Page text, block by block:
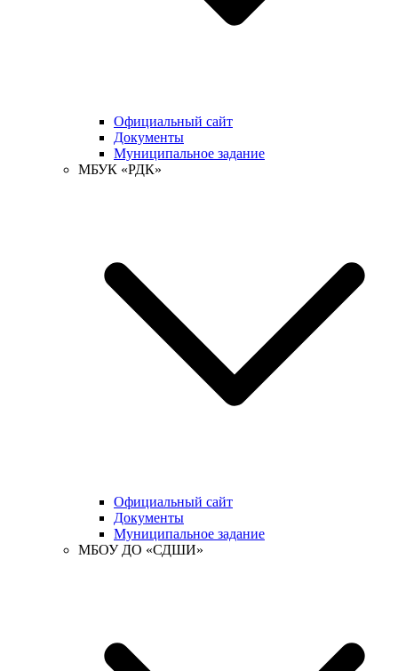
Официальный сайт
Документы
Муниципальное задание
МБУК «РДК»
Официальный сайт
Документы
Муниципальное задание
МБОУ ДО «СДШИ»